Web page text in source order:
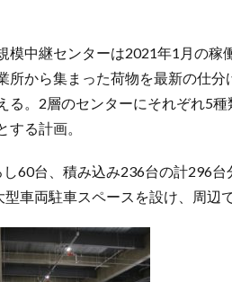
模中継センターは2021年1月の
所から集まった荷物を最新の仕
る。2層のセンターにそれぞれ5
する計画。
60台、積み込み236台の計296
型車両駐車スペースを設け、周辺